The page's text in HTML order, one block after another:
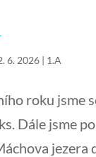
6. 2026| 1.A
roku jsme
Dále jsme
jezera